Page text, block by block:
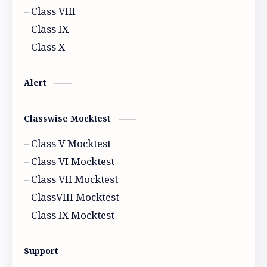
History
Model activity 2022
Class VIII
Class IX
Class X
Alert
Classwise Mocktest
Class V Mocktest
Class VI Mocktest
Class VII Mocktest
ClassVIII Mocktest
Class IX Mocktest
Support